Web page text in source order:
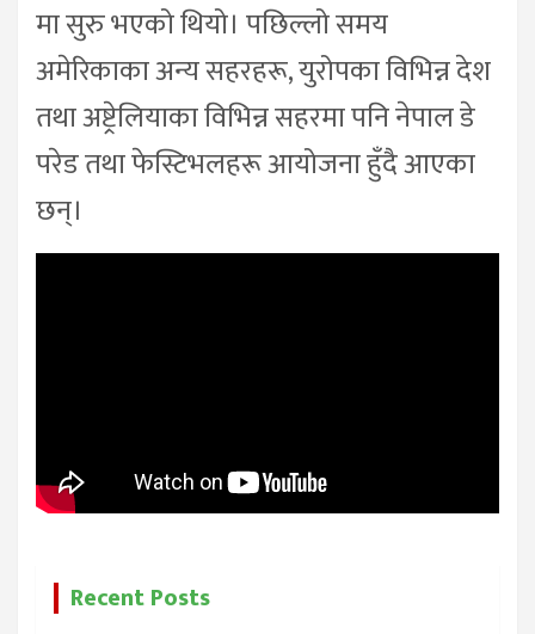
मा सुरु भएको थियो। पछिल्लो समय
अमेरिकाका अन्य सहरहरू, युरोपका विभिन्न देश
तथा अष्ट्रेलियाका विभिन्न सहरमा पनि नेपाल डे
परेड तथा फेस्टिभलहरू आयोजना हुँदै आएका
छन्।
Recent Posts